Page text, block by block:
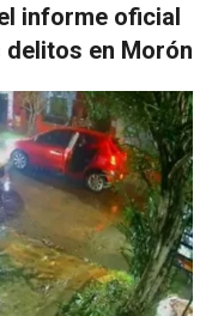
informe oficial
delitos en Morón